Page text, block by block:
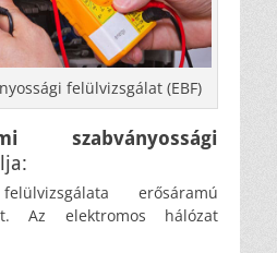
felülvizsgálat (EBF)
szabványossági
erősáramú
Az elektromos hálózat